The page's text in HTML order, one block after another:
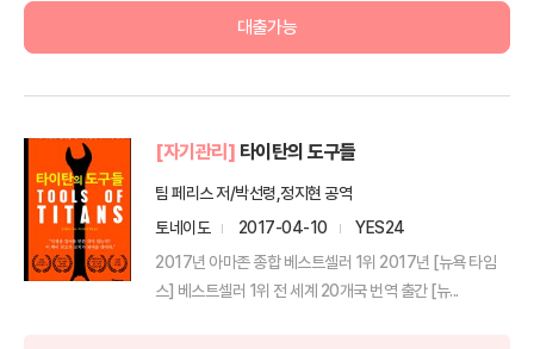
대출가능
[자기관리] 타이탄의 도구들
팀 페리스 저/박선령,정지현 공역
토네이도
2017-04-10
YES24
2017년 아마존 종합 베스트셀러 1위 2017년 [뉴욕 타임
스] 베스트셀러 1위 전 세계 20개국 번역 출간 [뉴...